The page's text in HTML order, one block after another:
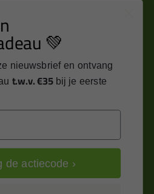
deals rechtstreeks in je
💚
nieuwsbrief en ontvang
t.w.v. €35 bij je eerste
de actiecode ›